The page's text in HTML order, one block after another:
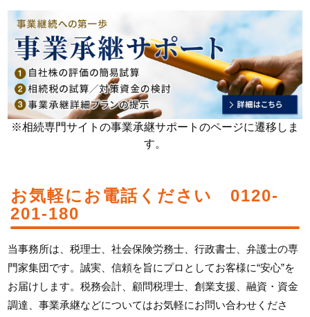
※相続専門サイトの事業承継サポートのページに遷移しま
す。
お気軽にお電話ください 0120-
201-180
当事務所は、税理士、社会保険労務士、行政書士、弁護士の専
門家集団です。誠実、信頼を旨にプロとしてお客様に“安心”を
お届けします。税務会計、顧問税理士、創業支援、融資・資金
調達、事業承継などについてはお気軽にお問い合わせくださ